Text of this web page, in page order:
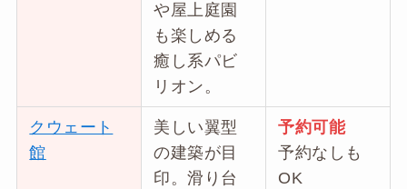
や屋上庭園
も楽しめる
癒し系パビ
リオン。
クウェート
館
美しい翼型
の建築が目
印。滑り台
予約可能
予約なしも
OK